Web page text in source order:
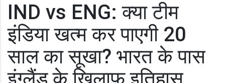
IND vs ENG: क्या टीम
इंडिया खत्म कर पाएगी 20
साल का सूखा? भारत के पास